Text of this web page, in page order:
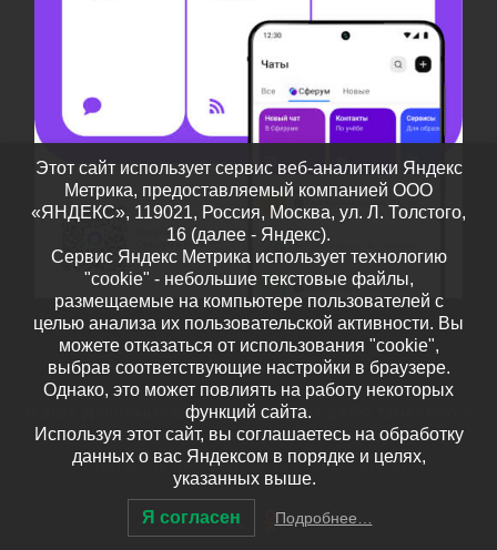
Дополнительное образование детей Тамбовской
области– Все права защищены
Работает наWP – Разработан вТема Customizr
Этот сайт использует сервис веб-аналитики Яндекс
Метрика, предоставляемый компанией ООО
«ЯНДЕКС», 119021, Россия, Москва, ул. Л. Толстого,
16 (далее - Яндекс).
Сервис Яндекс Метрика использует технологию
"cookie" - небольшие текстовые файлы,
размещаемые на компьютере пользователей с
целью анализа их пользовательской активности. Вы
можете отказаться от использования "cookie",
выбрав соответствующие настройки в браузере.
Однако, это может повлиять на работу некоторых
функций сайта.
Используя этот сайт, вы соглашаетесь на обработку
данных о вас Яндексом в порядке и целях,
указанных выше.
Я согласен Подробнее…